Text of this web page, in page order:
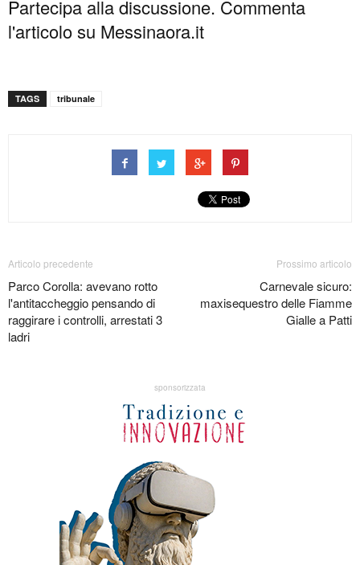
Partecipa alla discussione. Commenta
l'articolo su Messinaora.it
TAGS tribunale
Articolo precedente
Parco Corolla: avevano rotto
l'antitaccheggio pensando di
raggirare i controlli, arrestati 3
ladri
Prossimo articolo
Carnevale sicuro:
maxisequestro delle Fiamme
Gialle a Patti
sponsorizzata